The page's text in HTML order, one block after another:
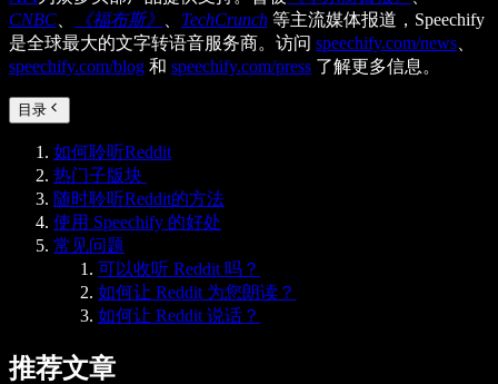
CNBC
《福布斯》 TechCrunch 等主流媒体报道，Speechify
是全球最大的文字转语音服务商。访问 speechify.com/news
speechify.com/blog 和 speechify.com/press 了解更多信息。
目录
如何聆听Reddit
热门子版块
随时聆听Reddit的方法
使用 Speechify 的好处
常见问题
可以收听 Reddit 吗？
如何让 Reddit 为您朗读？
如何让 Reddit 说话？
推荐文章